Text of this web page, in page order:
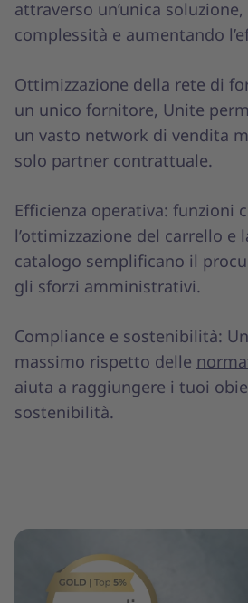
attraverso un’unica
complessità e aumentando
Ottimizzazione della rete di
un unico fornitore, Unite
un vasto network di vendita
solo partner contrattuale.
Efficienza operativa: funzioni
l’ottimizzazione del carrello e
catalogo semplificano il
gli sforzi amministrativi.
Compliance e sostenibilità:
massimo rispetto delle
aiuta a raggiungere i tuoi
sostenibilità.